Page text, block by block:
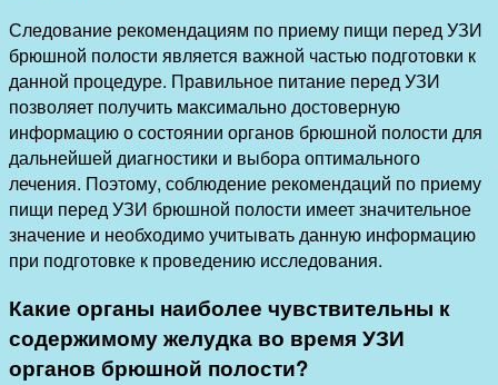
Следование рекомендациям по приему пищи перед УЗИ
брюшной полости является важной частью подготовки к
данной процедуре. Правильное питание перед УЗИ
позволяет получить максимально достоверную
информацию о состоянии органов брюшной полости для
дальнейшей диагностики и выбора оптимального
лечения. Поэтому, соблюдение рекомендаций по приему
пищи перед УЗИ брюшной полости имеет значительное
значение и необходимо учитывать данную информацию
при подготовке к проведению исследования.
Какие органы наиболее чувствительны к
содержимому желудка во время УЗИ
органов брюшной полости?